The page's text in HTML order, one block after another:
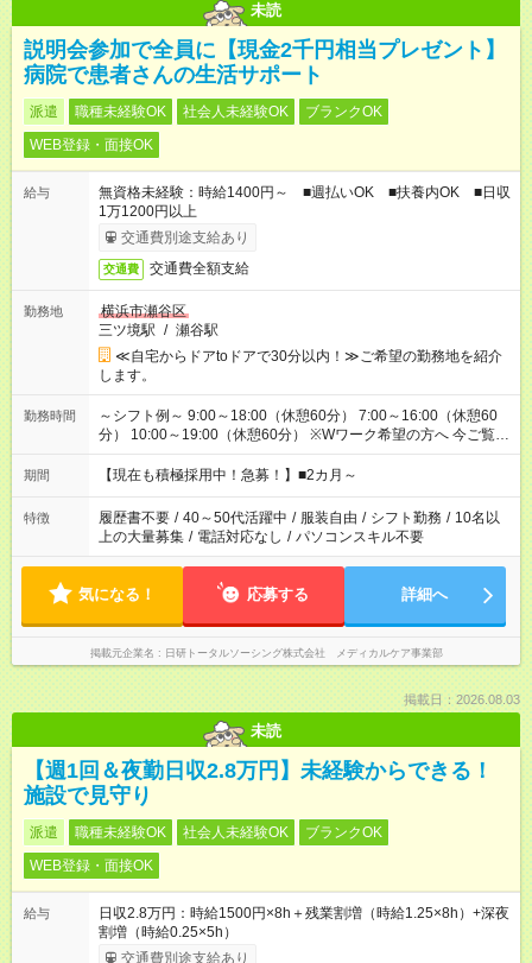
未読
説明会参加で全員に【現金2千円相当プレゼント】
病院で患者さんの生活サポート
派遣 職種未経験OK 社会人未経験OK
ブランクOK
WEB登録・面接OK
給与
無資格未経験：時給1400円～ ■週払いOK ■扶養内OK ■日収
1万1200円以上
交通費別途支給あり
交通費 交通費全額支給
勤務地
横浜市瀬谷区
三ツ境駅 / 瀬谷駅
≪自宅からドアtoドアで30分以内！≫ご希望の勤務地を紹介
します。
勤務時間
～シフト例～ 9:00～18:00（休憩60分） 7:00～16:00（休憩60
分） 10:00～19:00（休憩60分） ※Wワーク希望の方へ 今ご覧の
お仕事で希望する勤務時間と、もう1つのお仕事の勤務時間の合
計が 週40時間を超えなければOKです。
期間 【現在も積極採用中！急募！】■2カ月～
特徴 履歴書不要 / 40～50代活躍中 / 服装自由 / シフト勤務 / 10名以
上の大量募集 / 電話対応なし / パソコンスキル不要
気になる！ 応募する 詳細へ
掲載元企業名 日研トータルソーシング株式会社 メディカルケア事業部
掲載日：2026.08.03
未読
【週1回＆夜勤日収2.8万円】未経験からできる！
施設で見守り
派遣 職種未経験OK 社会人未経験OK
ブランクOK
WEB登録・面接OK
給与
日収2.8万円：時給1500円×8h＋残業割増（時給1.25×8h）+深夜
割増（時給0.25×5h）
交通費別途支給あり